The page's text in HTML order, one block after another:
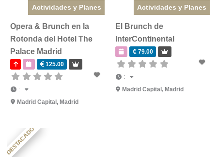
Actividades y Planes
Opera & Brunch en la
Rotonda del Hotel The
Palace Madrid
125.00
:
Madrid Capital, Madrid
Actividades y Planes
El Brunch de
InterContinental
79.00
:
Madrid Capital, Madrid
DESTACADO